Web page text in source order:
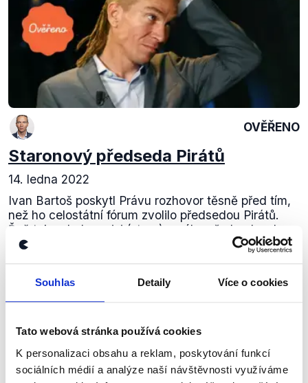
Souhlas Detaily Více o cookies
Tato webová stránka používá cookies
K personalizaci obsahu a reklam, poskytování funkcí
sociálních médií a analýze naší návštěvnosti využíváme
OVĚŘENO
Staronový předseda Pirátů
14. ledna 2022
Ivan Bartoš poskytl Právu rozhovor těsně před tím,
než ho celostátní fórum zvolilo předsedou Pirátů.
Řeč tak nebyla o vizi (staro)nového předsedy, ale o
obsahu programového prohlášení a...
Číst dál
Zůstaňme v kontaktu
Přihlaste se k odběru našeho